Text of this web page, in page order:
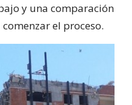
y una comparación
el proceso.